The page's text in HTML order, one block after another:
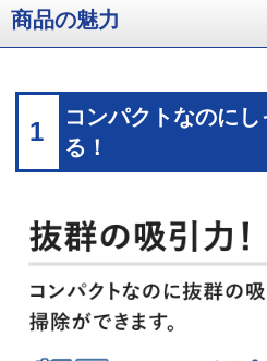
商品の魅力
1
コンパクトなのに
る！